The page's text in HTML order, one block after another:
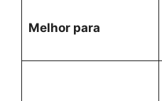
Melhor para